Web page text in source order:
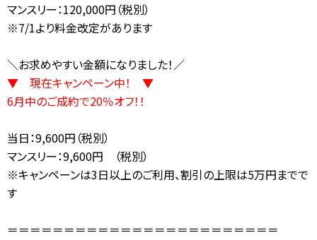
マンスリー：120,000円（税別）
※7/1より料金改定があります
＼お求めやすい金額になりました！／
▼ 現在キャンペーン中！ ▼
6月中のご成約で20％オフ！！
当日：9,600円（税別）
マンスリー：9,600円 （税別）
※キャンペーンは3日以上のご利用、割引の上限は5万円までで
す
＝＝＝＝＝＝＝＝＝＝＝＝＝＝＝＝＝＝＝＝＝＝＝＝